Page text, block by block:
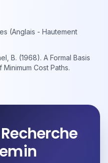
(Anglais - Hautement
B. (1968). A Formal Basis
Cost Paths.